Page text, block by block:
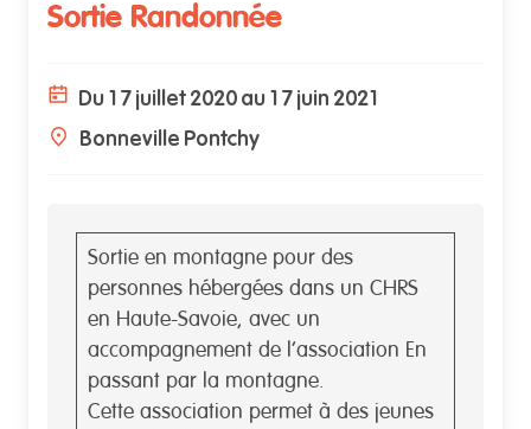
Sortie Randonnée
Du 17 juillet 2020 au 17 juin 2021
Bonneville Pontchy
Sortie en montagne pour des
personnes hébergées dans un CHRS
en Haute-Savoie, avec un
accompagnement de l’association En
passant par la montagne.
Cette association permet à des jeunes